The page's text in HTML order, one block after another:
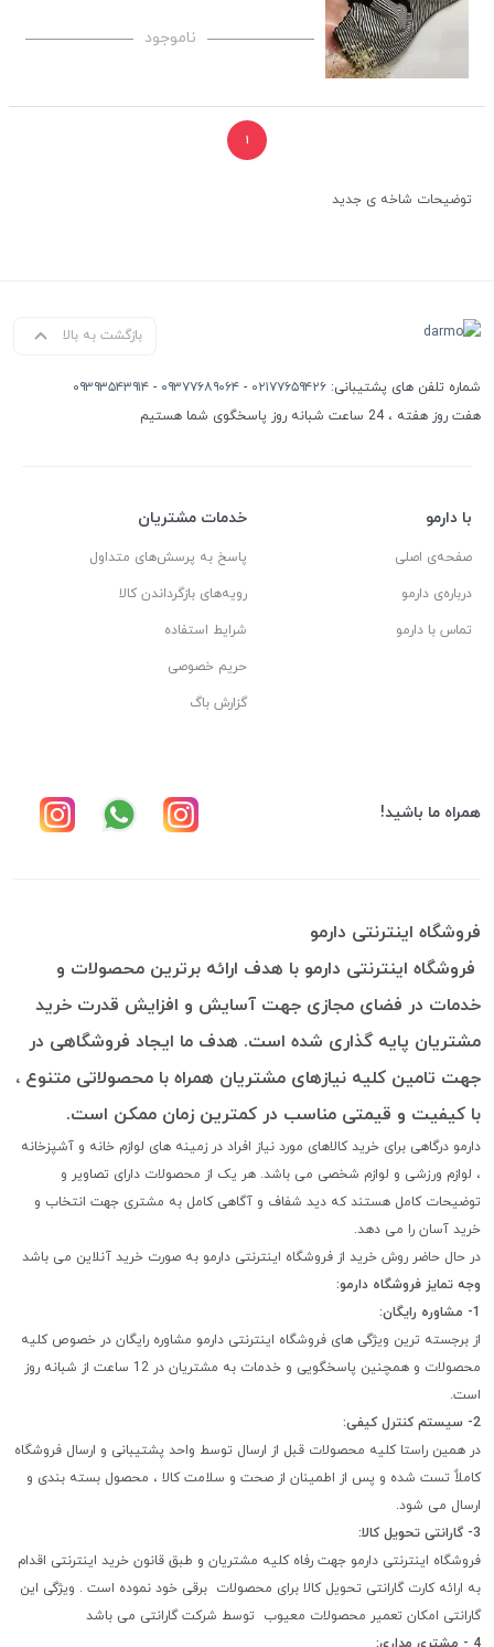
ناموجود
۱
توضیحات شاخه ی جدید
بازگشت به بالا
شماره تلفن های پشتیبانی: ۰۲۱۷۷۶۵۹۴۲۶ - ۰۹۳۷۷۶۸۹۰۶۴ - ۰۹۳۹۳۵۴۳۹۱۴
هفت روز هفته ، 24 ساعت شبانه روز پاسخگوی شما هستیم
با دارمو
صفحه‌ی اصلی
درباره‌ی دارمو
تماس با دارمو
خدمات مشتریان
پاسخ به پرسش‌های متداول
رویه‌های بازگرداندن کالا
شرایط استفاده
حریم خصوصی
گزارش باگ
همراه ما باشید!
فروشگاه اینترنتی دارمو
فروشگاه اینترنتی دارمو با هدف ارائه برترین محصولات و
خدمات در فضای مجازی جهت آسایش و افزایش قدرت خرید
مشتریان پایه گذاری شده است. هدف ما ایجاد فروشگاهی در
جهت تامین کلیه نیازهای مشتریان همراه با محصولاتی متنوع ،
با کیفیت و قیمتی مناسب در کمترین زمان ممکن است.
دارمو درگاهی برای خرید کالاهای مورد نیاز افراد در زمینه های لوازم خانه و آشپزخانه
، لوازم ورزشی و لوازم شخصی می باشد. هر یک از محصولات دارای تصاویر و
توضیحات کامل هستند که دید شفاف و آگاهی کامل به مشتری جهت انتخاب و
خرید آسان را می دهد.
در حال حاضر روش خرید از فروشگاه اینترنتی دارمو به صورت خرید آنلاین می باشد
وجه تمایز فروشگاه دارمو:
1- مشاوره رایگان:
از برجسته ترین ویژگی های فروشگاه اینترنتی دارمو مشاوره رایگان در خصوص کلیه
محصولات و همچنین پاسخگویی و خدمات به مشتریان در 12 ساعت از شبانه روز
است.
2- سیستم کنترل کیفی:
در همین راستا کلیه محصولات قبل از ارسال توسط واحد پشتیبانی و ارسال فروشگاه
کاملاٌ تست شده و پس از اطمینان از صحت و سلامت کالا ، محصول بسته بندی و
ارسال می شود.
3- گارانتی تحویل کالا:
فروشگاه اینترنتی دارمو جهت رفاه کلیه مشتریان و طبق قانون خرید اینترنتی اقدام
به ارائه کارت گارانتی تحویل کالا برای محصولات برقی خود نموده است . ویژگی این
گارانتی امکان تعمیر محصولات معیوب توسط شرکت گارانتی می باشد